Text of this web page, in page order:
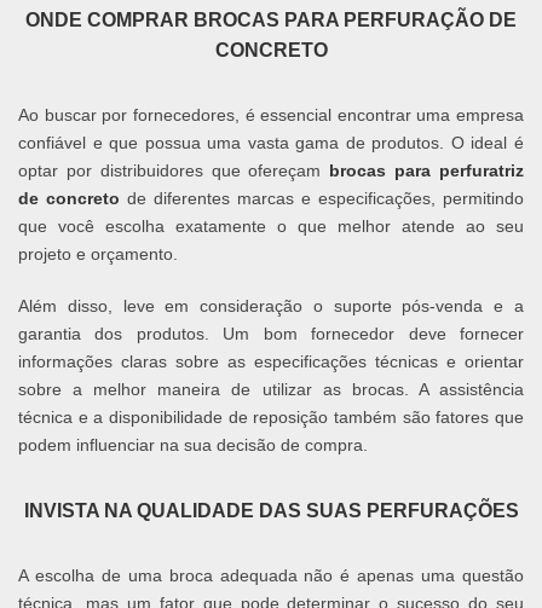
ONDE COMPRAR BROCAS PARA PERFURAÇÃO DE
CONCRETO
Ao buscar por fornecedores, é essencial encontrar uma empresa
confiável e que possua uma vasta gama de produtos. O ideal é
optar por distribuidores que ofereçam brocas para perfuratriz
de concreto de diferentes marcas e especificações, permitindo
que você escolha exatamente o que melhor atende ao seu
projeto e orçamento.
Além disso, leve em consideração o suporte pós-venda e a
garantia dos produtos. Um bom fornecedor deve fornecer
informações claras sobre as especificações técnicas e orientar
sobre a melhor maneira de utilizar as brocas. A assistência
técnica e a disponibilidade de reposição também são fatores que
podem influenciar na sua decisão de compra.
INVISTA NA QUALIDADE DAS SUAS PERFURAÇÕES
A escolha de uma broca adequada não é apenas uma questão
técnica, mas um fator que pode determinar o sucesso do seu